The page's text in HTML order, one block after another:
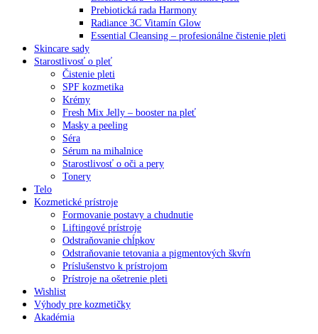
Prebiotická rada Harmony
Radiance 3C Vitamín Glow
Essential Cleansing – profesionálne čistenie pleti
Skincare sady
Starostlivosť o pleť
Čistenie pleti
SPF kozmetika
Krémy
Fresh Mix Jelly – booster na pleť
Masky a peeling
Séra
Sérum na mihalnice
Starostlivosť o oči a pery
Tonery
Telo
Kozmetické prístroje
Formovanie postavy a chudnutie
Liftingové prístroje
Odstraňovanie chĺpkov
Odstraňovanie tetovania a pigmentových škvŕn
Príslušenstvo k prístrojom
Prístroje na ošetrenie pleti
Wishlist
Výhody pre kozmetičky
Akadémia